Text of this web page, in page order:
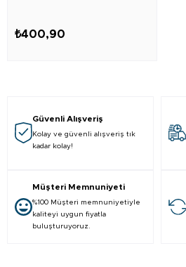
₺400,90
Güvenli Alışveriş
Kolay ve güvenli alışveriş tık
kadar kolay!
Müşteri Memnuniyeti
%100 Müşteri memnuniyetiyle
kaliteyi uygun fiyatla
buluşturuyoruz.